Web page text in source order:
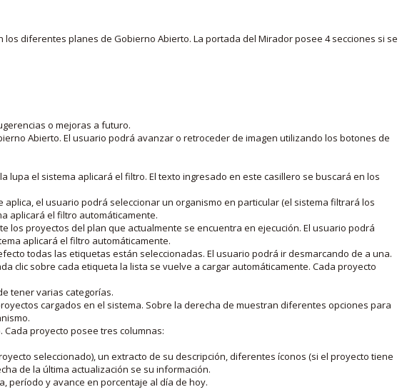
diferentes planes de Gobierno Abierto. La portada del Mirador posee 4 secciones si se
o mejoras a futuro.
Abierto. El usuario podrá avanzar o retroceder de imagen utilizando los botones de
lupa el sistema aplicará el filtro. El texto ingresado en este casillero se buscará en los
el usuario podrá seleccionar un organismo en particular (el sistema filtrará los
aplicará el filtro automáticamente.
proyectos del plan que actualmente se encuentra en ejecución. El usuario podrá
aplicará el filtro automáticamente.
todas las etiquetas están seleccionadas. El usuario podrá ir desmarcando de a una.
clic sobre cada etiqueta la lista se vuelve a cargar automáticamente. Cada proyecto
tener varias categorías.
cargados en el sistema. Sobre la derecha de muestran diferentes opciones para
proyecto posee tres columnas:
seleccionado), un extracto de su descripción, diferentes íconos (si el proyecto tiene
de la última actualización se su información.
período y avance en porcentaje al día de hoy.